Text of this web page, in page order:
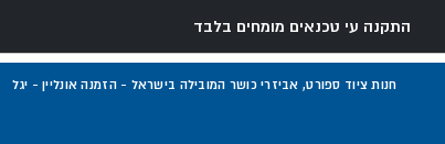
התקנה עי טכנאים מומחים בלבד
חנות ציוד ספורט, אביזרי כושר המובילה בישראל - הזמנה אונליין - יגל